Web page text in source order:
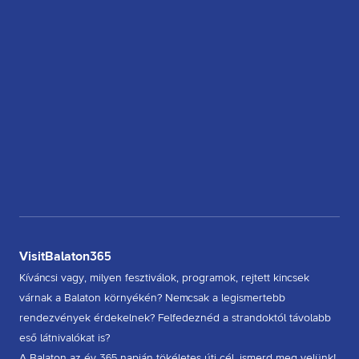
VisitBalaton365
Kíváncsi vagy, milyen fesztiválok, programok, rejtett kincsek
várnak a Balaton környékén? Nemcsak a legismertebb
rendezvények érdekelnek? Felfedeznéd a strandoktól távolabb
eső látnivalókat is?